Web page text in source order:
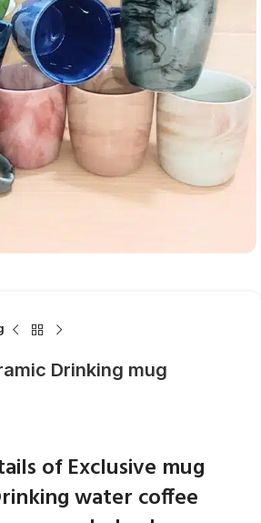
Drinking mug
of Exclusive mug
water coffee